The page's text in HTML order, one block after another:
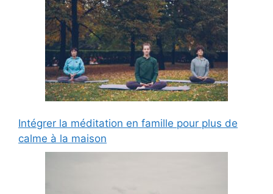
Intégrer la méditation en famille pour plus de
calme à la maison